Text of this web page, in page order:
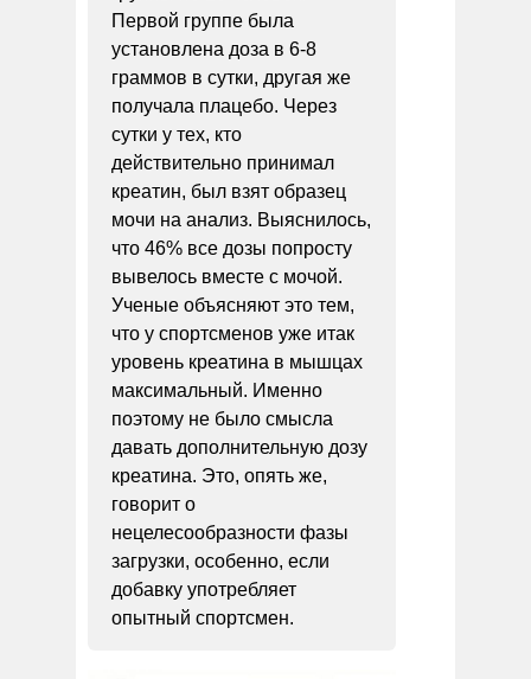
Первой группе была
установлена доза в 6-8
граммов в сутки, другая же
получала плацебо. Через
сутки у тех, кто
действительно принимал
креатин, был взят образец
мочи на анализ. Выяснилось,
что 46% все дозы попросту
вывелось вместе с мочой.
Ученые объясняют это тем,
что у спортсменов уже итак
уровень креатина в мышцах
максимальный. Именно
поэтому не было смысла
давать дополнительную дозу
креатина. Это, опять же,
говорит о
нецелесообразности фазы
загрузки, особенно, если
добавку употребляет
опытный спортсмен.